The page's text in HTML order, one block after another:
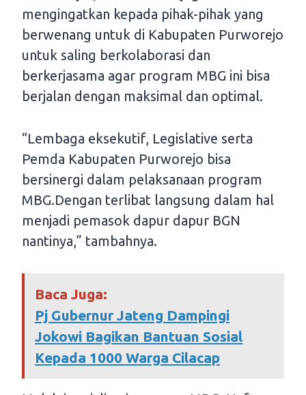
mengingatkan kepada pihak-pihak yang
berwenang untuk di Kabupaten Purworejo
untuk saling berkolaborasi dan
berkerjasama agar program MBG ini bisa
berjalan dengan maksimal dan optimal.
“Lembaga eksekutif, Legislative serta
Pemda Kabupaten Purworejo bisa
bersinergi dalam pelaksanaan program
MBG.Dengan terlibat langsung dalam hal
menjadi pemasok dapur dapur BGN
nantinya,” tambahnya.
Baca Juga:
Pj Gubernur Jateng Dampingi
Jokowi Bagikan Bantuan Sosial
Kepada 1000 Warga Cilacap